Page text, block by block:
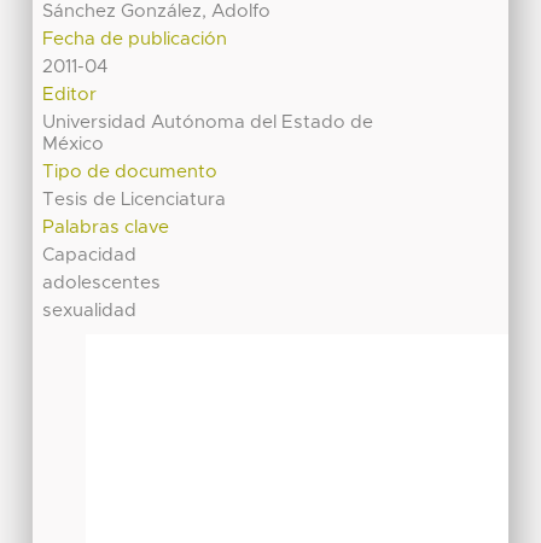
Sánchez González, Adolfo
Fecha de publicación
2011-04
Editor
Universidad Autónoma del Estado de
México
Tipo de documento
Tesis de Licenciatura
Palabras clave
Capacidad
adolescentes
sexualidad